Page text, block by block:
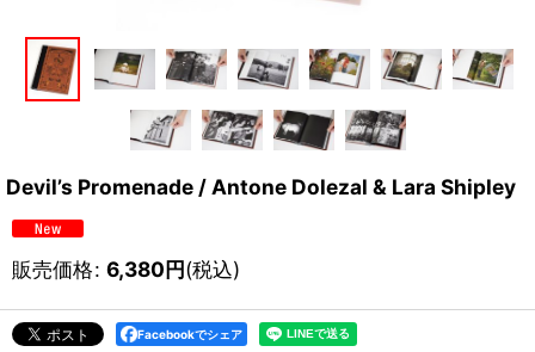
Devil’s Promenade / Antone Dolezal & Lara Shipley
販売価格: 6,380円(税込)
Facebookでシェア